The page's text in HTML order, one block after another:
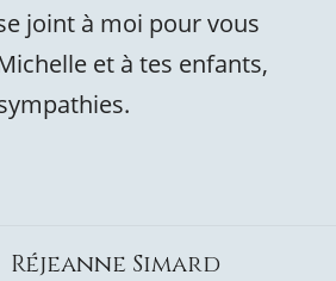
joint à moi pour vous
et à tes enfants,
Réjeanne Simard